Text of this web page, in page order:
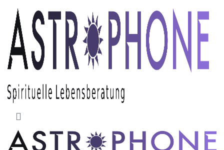
Skip to main content